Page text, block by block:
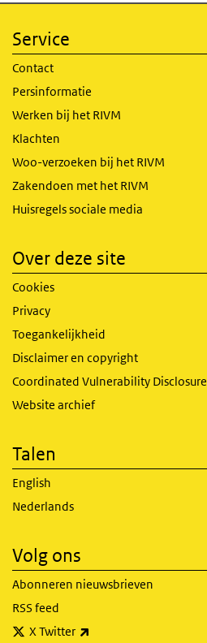
Service
Contact
Persinformatie
Werken bij het RIVM
Klachten
Woo-verzoeken bij het RIVM
Zakendoen met het RIVM
Huisregels sociale media
Over deze site
Cookies
Privacy
Toegankelijkheid
Disclaimer en copyright
Coordinated Vulnerability Disclosure
Website archief
Talen
English
Nederlands
Volg ons
Abonneren nieuwsbrieven
RSS feed
X Twitter